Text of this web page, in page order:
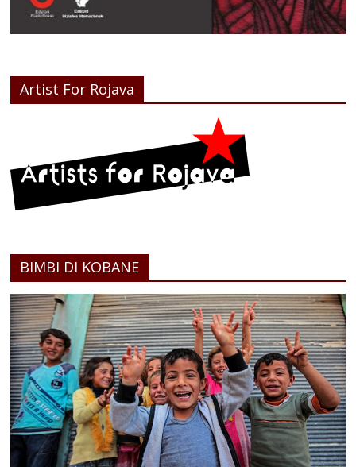
Artist For Rojava
BIMBI DI KOBANE